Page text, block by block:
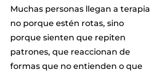
Muchas personas llegan a terapia
no porque estén rotas, sino
porque sienten que repiten
patrones, que reaccionan de
formas que no entienden o que